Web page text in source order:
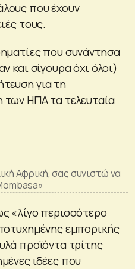
που έχουν
τους.
που συνάντησα
και σίγουρα όχι όλοι)
για τη
των ΗΠΑ τα τελευταία
Αφρική, σας συνιστώ να
«λίγο περισσότερο
εμπορικής
προϊόντα τρίτης
ιδέες που